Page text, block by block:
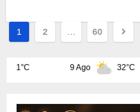
Paginação
posts
1 2 … 60
Ago 10 Ago